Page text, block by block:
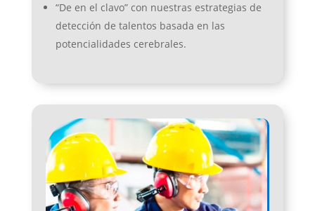
“De en el clavo” con nuestras estrategias de
detección de talentos basada en las
potencialidades cerebrales.